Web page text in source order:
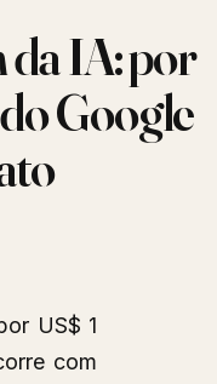
IA: por
Google
US$ 1
com